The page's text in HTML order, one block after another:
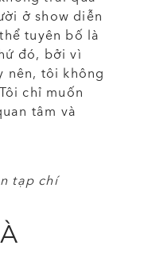
ở show diễn
tuyên bố là
đó, bởi vì
nên, tôi không
chỉ muốn
tâm và
tạp chí